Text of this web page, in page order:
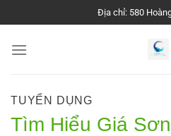
đến
nội
Địa chỉ: 580
TUYỂN DỤNG
Tìm Hiểu Giá